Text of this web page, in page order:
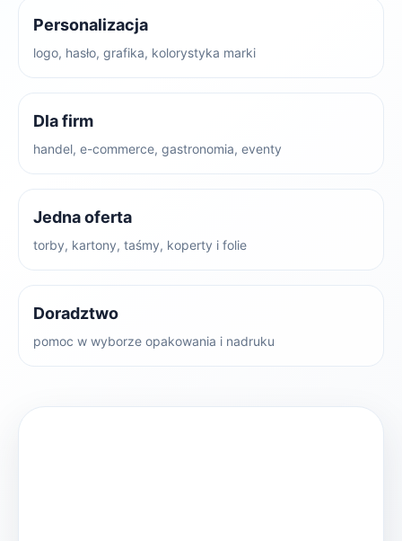
Personalizacja
logo, hasło, grafika, kolorystyka marki
Dla firm
handel, e-commerce, gastronomia, eventy
Jedna oferta
torby, kartony, taśmy, koperty i folie
Doradztwo
pomoc w wyborze opakowania i nadruku